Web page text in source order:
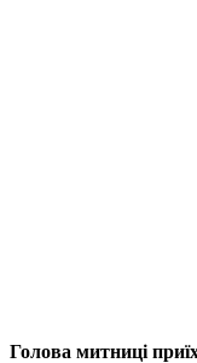
Голова митниці